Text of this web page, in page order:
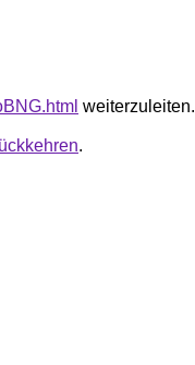
weiterzuleiten.
.